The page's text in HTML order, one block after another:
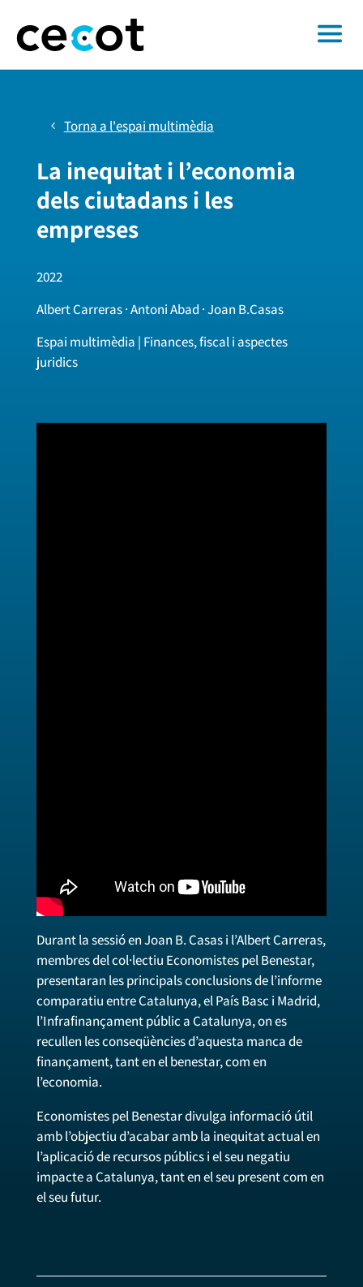
Torna a l'espai multimèdia
La inequitat i l’economia
dels ciutadans i les
empreses
2022
Albert Carreras · Antoni Abad · Joan B.Casas
Espai multimèdia | Finances, fiscal i aspectes
juridics
Durant la sessió en Joan B. Casas i l’Albert Carreras,
membres del col·lectiu Economistes pel Benestar,
presentaran les principals conclusions de l’informe
comparatiu entre Catalunya, el País Basc i Madrid,
l’Infrafinançament públic a Catalunya, on es
recullen les conseqüències d’aquesta manca de
finançament, tant en el benestar, com en
l’economia.
Economistes pel Benestar divulga informació útil
amb l’objectiu d’acabar amb la inequitat actual en
l’aplicació de recursos públics i el seu negatiu
impacte a Catalunya, tant en el seu present com en
el seu futur.